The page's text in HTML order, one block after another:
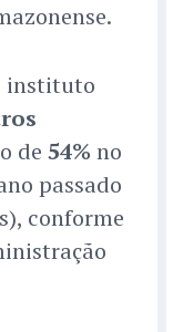
instituto
de 54%no
passado
conforme